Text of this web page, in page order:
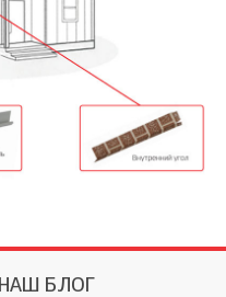
НАШ БЛОГ